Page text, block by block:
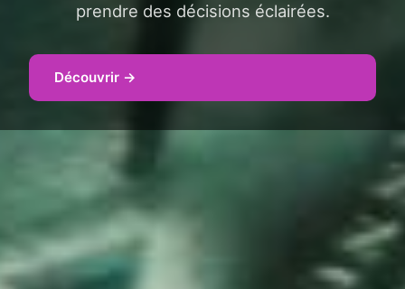
prendre des décisions éclairées.
Découvrir →